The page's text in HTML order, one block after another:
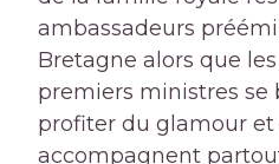
ambassadeurs
Bretagne alors que
premiers ministres
profiter du glamour et
accompagnent